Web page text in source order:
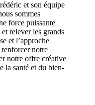
et son équipe
sommes
force puissante
relever les grands
et l’approche
notre
notre offre créative
la santé et du bien-